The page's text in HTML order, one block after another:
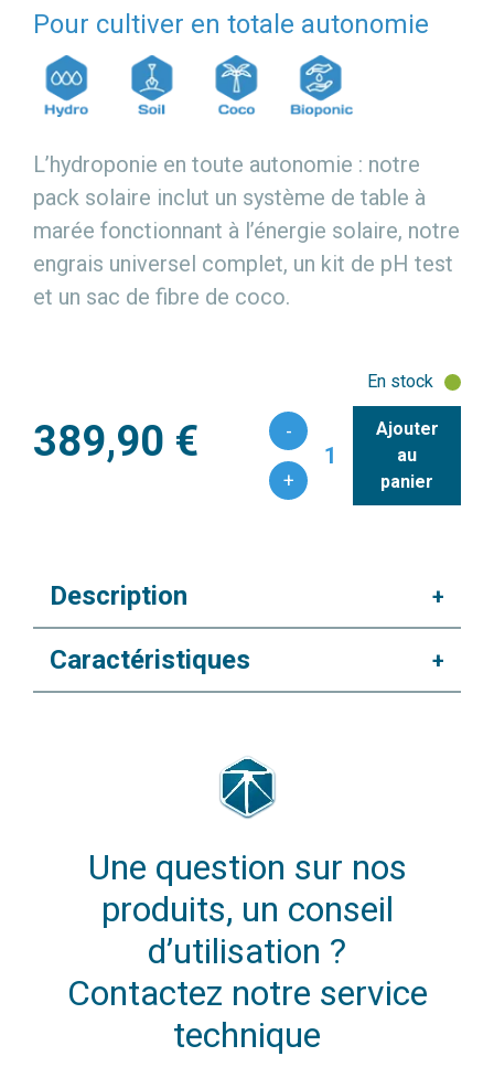
Pour cultiver en totale autonomie
L’hydroponie en toute autonomie : notre
pack solaire inclut un système de table à
marée fonctionnant à l’énergie solaire, notre
engrais universel complet, un kit de pH test
et un sac de fibre de coco.
389,90 €
En stock
Ajouter
au
panier
-
+
1
Description +
Caractéristiques +
Une question sur nos
produits, un conseil
d’utilisation ?
Contactez notre service
technique